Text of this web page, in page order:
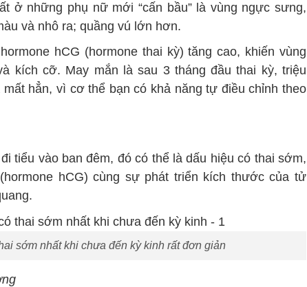
ở những phụ nữ mới “cấn bầu” là vùng ngực sưng,
và nhô ra; quầng vú lớn hơn.
hCG (hormone thai kỳ) tăng cao, khiến vùng
kích cỡ. May mắn là sau 3 tháng đầu thai kỳ, triệu
hẳn, vì cơ thể bạn có khả năng tự điều chỉnh theo
tiểu vào ban đêm, đó có thể là dấu hiệu có thai sớm,
hCG) cùng sự phát triển kích thước của tử
sớm nhất khi chưa đến kỳ kinh rất đơn giản